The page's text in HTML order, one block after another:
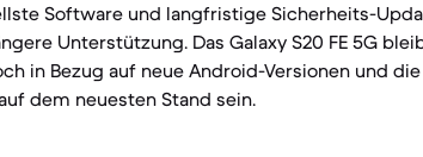
Software und langfristige Sicherheits-
Unterstützung. Das Galaxy S20 FE 5G
in Bezug auf neue Android-Versionen und
dem neuesten Stand sein.